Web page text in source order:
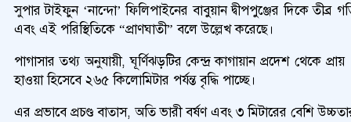
সুপার টাইফুন ‘নান্দো’ ফিলিপাইনের বাবুয়ান দ্বীপপুঞ্জের দিকে
এবং এই পরিস্থিতিকে “প্রাণঘাতী” বলে উল্লেখ করেছে।
পাগাসার তথ্য অনুযায়ী, ঘূর্ণিঝড়টির কেন্দ্র কাগায়ান প্রদেশ থেকে
হাওয়া হিসেবে ২৬৫ কিলোমিটার পর্যন্ত বৃদ্ধি পাচ্ছে।
এর প্রভাবে প্রচণ্ড বাতাস, অতি ভারী বর্ষণ এবং ৩ মিটারের বেশি